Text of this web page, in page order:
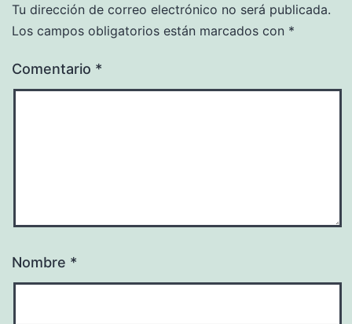
Tu dirección de correo electrónico no será publicada.
Los campos obligatorios están marcados con *
Comentario *
Nombre *